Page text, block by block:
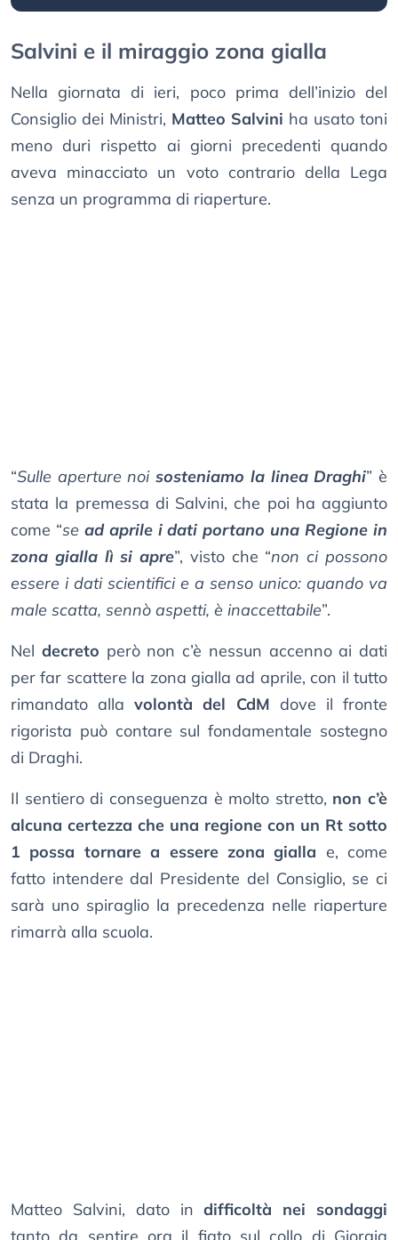
Salvini e il miraggio zona gialla
Nella giornata di ieri, poco prima dell’inizio del
Consiglio dei Ministri, Matteo Salvini ha usato toni
meno duri rispetto ai giorni precedenti quando
aveva minacciato un voto contrario della Lega
senza un programma di riaperture.
“Sulle aperture noisosteniamo la linea Draghi” è
stata la premessa di Salvini, che poi ha aggiunto
come “se ad aprile i dati portano una Regione in
zona gialla lì si apre”, visto che “non ci possono
essere i dati scientifici e a senso unico: quando va
male scatta, sennò aspetti, è inaccettabile”.
Nel decreto però non c’è nessun accenno ai dati
per far scattere la zona gialla ad aprile, con il tutto
rimandato allavolontà del CdM dove il fronte
rigorista può contare sul fondamentale sostegno
di Draghi.
Il sentiero di conseguenza è molto stretto, non c’è
alcuna certezza che una regione con un Rt sotto
1 possa tornare a essere zona gialla e, come
fatto intendere dal Presidente del Consiglio, se ci
sarà uno spiraglio la precedenza nelle riaperture
rimarrà alla scuola.
Matteo Salvini, dato indifficoltà nei sondaggi